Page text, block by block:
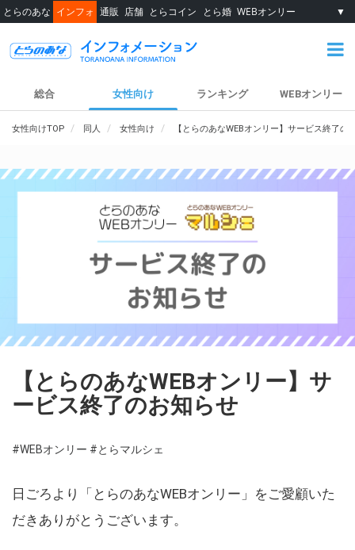
とらのあな インフォ 通販 店舗 とらコイン とら婚 WEBオンリー ▼
総合 女性向け ランキング WEBオンリー
女性向けTOP 同人 女性向け 【とらのあなWEBオンリー】サービス終了の
【とらのあなWEBオンリー】サ
ービス終了のお知らせ
#WEBオンリー #とらマルシェ
日ごろより「とらのあなWEBオンリー」をご愛顧いた
だきありがとうございます。